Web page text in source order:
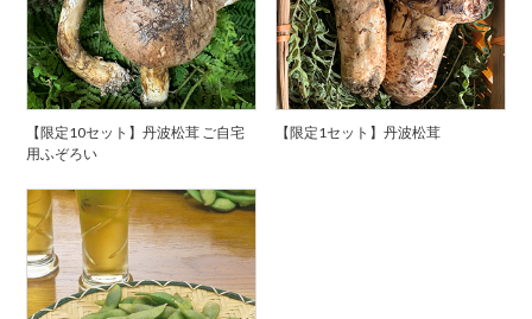
【限定10セット】丹波松茸 ご自宅
用ふぞろい
【限定1セット】丹波松茸